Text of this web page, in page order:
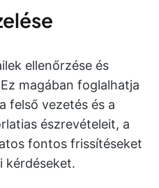
ellenőrzése és
magában foglalhatja
felső vezetés és a
észrevételeit, a
fontos frissítéseket
kérdéseket.